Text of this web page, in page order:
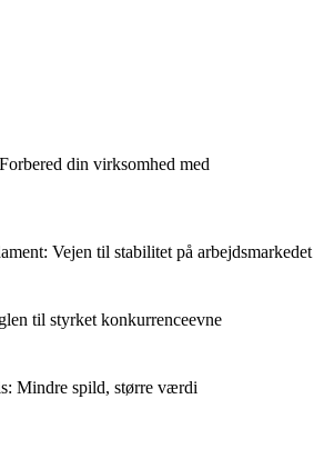
din virksomhed med
Vejen til stabilitet på arbejdsmarkedet
til styrket konkurrenceevne
Mindre spild, større værdi